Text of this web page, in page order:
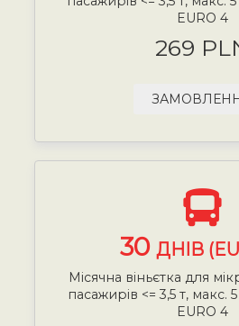
EURO 4
269
30 ДНІВ
Місячна віньєтка для
пасажирів <= 3,5 т, макс.
EURO 4